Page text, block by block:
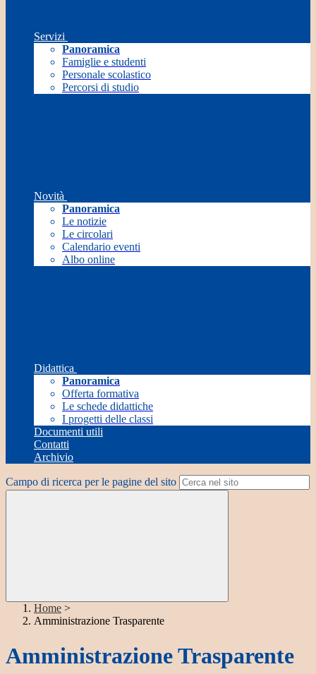
Servizi
Panoramica
Famiglie e studenti
Personale scolastico
Percorsi di studio
Novità
Panoramica
Le notizie
Le circolari
Calendario eventi
Albo online
Didattica
Panoramica
Offerta formativa
Le schede didattiche
I progetti delle classi
Documenti utili
Contatti
Archivio
Campo di ricerca per le pagine del sito
Home >
Amministrazione Trasparente
Amministrazione Trasparente